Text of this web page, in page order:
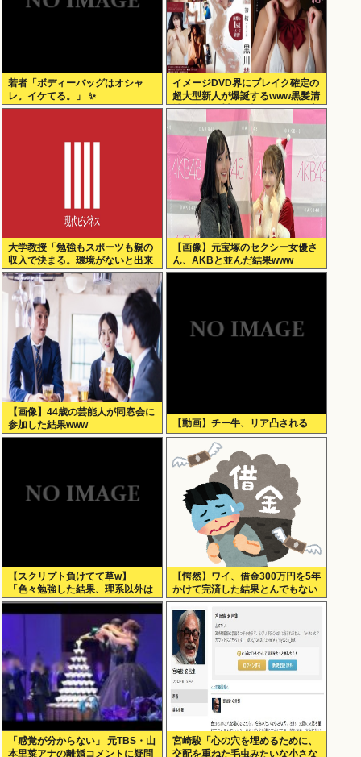
若者「ボディーバッグはオシャ
レ。イケてる。」 ✨
イメージDVD界にブレイク確定の
超大型新人が爆誕するwww黒髪清
純乙女・黒川結、顔もカラダも演
技もIVファンから絶賛の嵐！！処
女作「初結」の動画＆画像まと
め！！
大学教授「勉強もスポーツも親の
収入で決まる。環境がないと出来
るわけがない」
【画像】元宝塚のセクシー女優さ
ん、AKBと並んだ結果www
【画像】44歳の芸能人が同窓会に
参加した結果www
【動画】チー牛、リア凸される
【スクリプト負けてて草w】
「色々勉強した結果、理系以外は
エラー品だと気付いた【ガチ】」
について、もっと具体的に話そう
【愕然】ワイ、借金300万円を5年
かけて完済した結果とんでもない
ことになる・・・・・・
「感覚が分からない」 元TBS・山
本里菜アナの離婚コメントに疑問
宮崎駿「心の穴を埋めるために、
交配を重ねた毛虫みたいな小さな